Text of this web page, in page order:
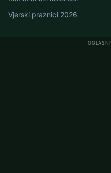
Vjerski praznici 2026
Namaz vremena u